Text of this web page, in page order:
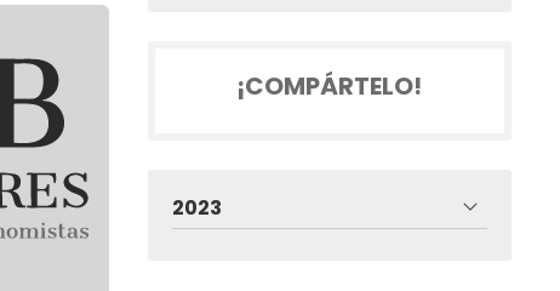
¡COMPÁRTELO!
2023